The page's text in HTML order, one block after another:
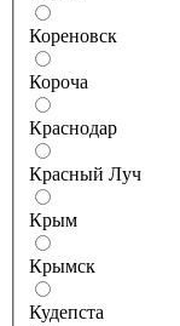
Кореновск
Короча
Краснодар
Красный Луч
Крым
Крымск
Кудепста